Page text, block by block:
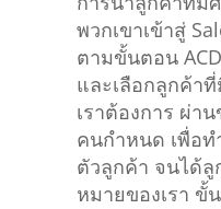
พวกเขาเข้าสู่
ตามขั้นตอน
และเลือกลูกค้า
เราต้องการ ผ่า
คนกำหนด เพื่อท
ตัวลูกค้า จนได้ลู
หมายของเรา ขั้